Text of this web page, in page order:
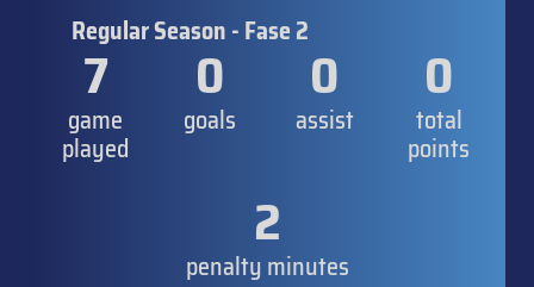
Regular Season - Fase 2
7
game
played
0
goals
0
assist
0
total
points
2
penalty minutes